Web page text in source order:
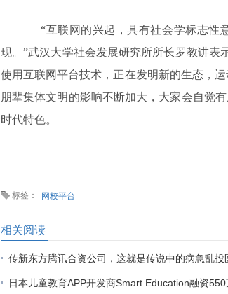
“互联网的兴起，具有社会学标志性
现。”武汉大学社会发展研究所所长罗教讲表
使用互联网平台技术，正在发明新的生态，
朋辈集体文明的影响不断加大，大家会自觉
时代特色。
标签： 网校平台
相关阅读
传新东方腾讯合资公司，这就是传说中的病急乱投
日本儿童教育APP开发商Smart Education融资